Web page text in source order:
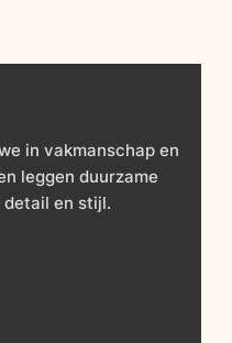
in vakmanschap en
leggen duurzame
detail en stijl.